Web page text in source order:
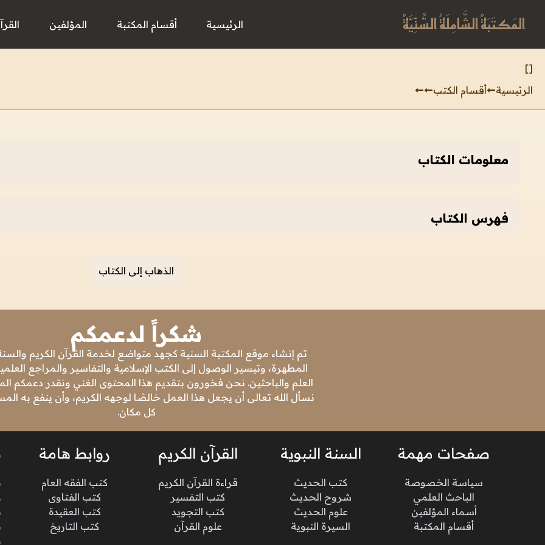
المَكتَبَةُ الشَّامِلَةُ السُّنِّيَّةُ الرئيسية أقسام المكتبة المؤلفين
[
]
الرئيسية
أقسام الكتب
معلومات الكتاب
فهرس الكتاب
الذهاب إلى الكتاب
شكراً لدعمكم
تم إنشاء موقع المكتبة السنية كجهد متواضع لخدمة القرآن الكريم والسنة
المطهرة، وتيسير الوصول إلى الكتب الإسلامية والتفاسير والمراجع
العلم والباحثين. نحن فخورون بتقديم هذا المحتوى الغني ونقدر دعمكم
نسأل الله تعالى أن يجعل هذا العمل خالصًا لوجهه الكريم، وأن ينفع به
كل مكان.
صفحات مهمة
سياسة الخصوصة
الباحث العلمي
أسماء المؤلفين
أقسام المكتبة
السنة النبوية
كتب الحديث
شروح الحديث
علوم الحديث
السيرة النبوية
القرآن الكريم
قراءة القرآن الكريم
كتب التفسير
كتب التجويد
علوم القرآن
روابط هامة
كتب الفقه العام
كتب الفتاوى
كتب العقيدة
كتب التاريخ